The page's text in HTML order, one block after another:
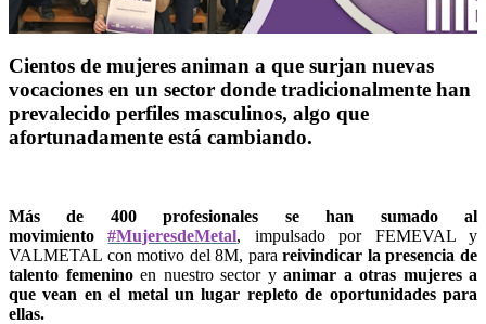
Cientos de mujeres animan a que surjan nuevas
vocaciones en un sector donde tradicionalmente han
prevalecido perfiles masculinos, algo que
afortunadamente está cambiando.
Más de 400 profesionales se han sumado al
movimiento#MujeresdeMetal, impulsado por FEMEVAL y
VALMETAL con motivo del 8M, parareivindicar la presencia de
talento femeninoen nuestro sector y animar a otras mujeres a
que vean en el metal un lugar repleto de oportunidades para
ellas.